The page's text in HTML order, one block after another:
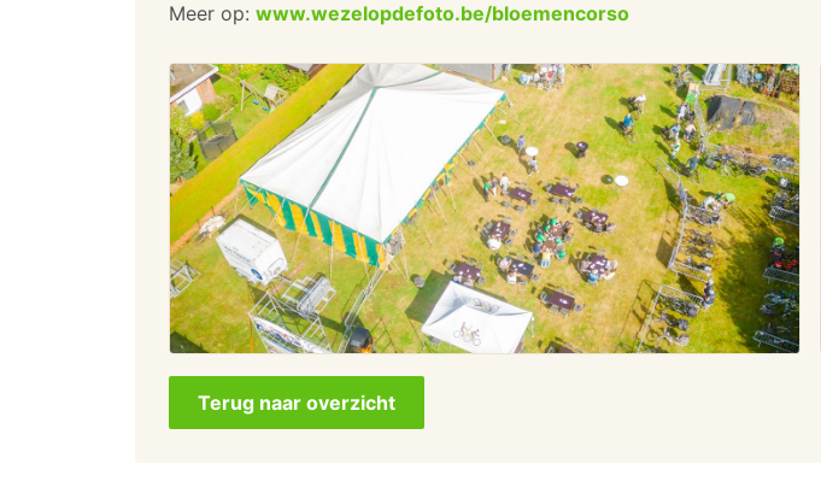
Meer op: www.wezelopdefoto.be/bloemencorso
Terug naar overzicht